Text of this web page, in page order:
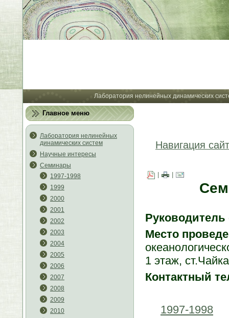
Лаборатория нелинейных динамических
Главное меню
Лаборатория нелинейных
динамических систем
Научные интересы
Семинары
1997-1998
1999
2000
2001
2002
2003
2004
2005
2006
2007
2008
2009
2010
Навигация
Руководитель
Место
1 этаж,
Контактный
1997-1998